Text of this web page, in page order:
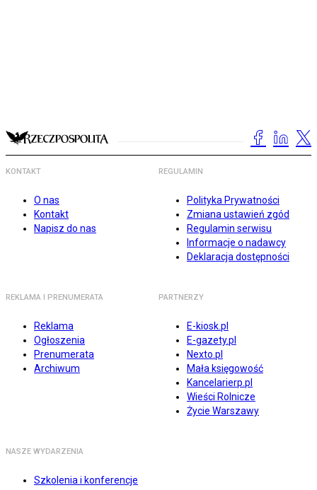
KONTAKT
O nas
Kontakt
Napisz do nas
REGULAMIN
Polityka Prywatności
Zmiana ustawień zgód
Regulamin serwisu
Informacje o nadawcy
Deklaracja dostępności
REKLAMA I PRENUMERATA
Reklama
Ogłoszenia
Prenumerata
Archiwum
PARTNERZY
E-kiosk.pl
E-gazety.pl
Nexto.pl
Mała księgowość
Kancelarierp.pl
Wieści Rolnicze
Życie Warszawy
NASZE WYDARZENIA
Szkolenia i konferencje